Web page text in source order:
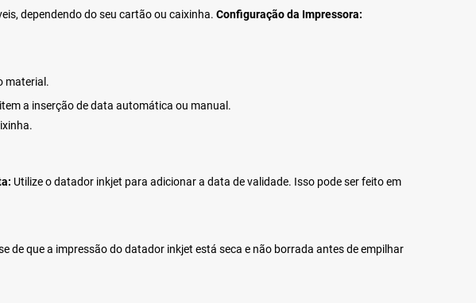
dependendo do seu cartão ou caixinha. Configuração da Impressora:
material.
a inserção de data automática ou manual.
Utilize o datador inkjet para adicionar a data de validade. Isso pode ser feito em
de que a impressão do datador inkjet está seca e não borrada antes de empilhar